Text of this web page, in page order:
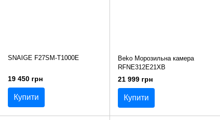
SNAIGE F27SM-T1000E
19 450 грн
Купити
Beko Морозильна камера
RFNE312E21XB
21 999 грн
Купити